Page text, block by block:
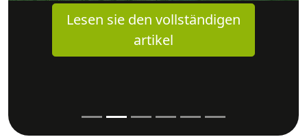
Lesen sie den vollständigen
artikel